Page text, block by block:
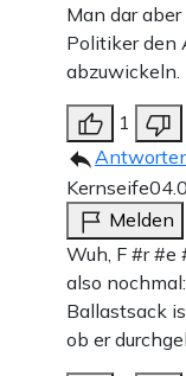
Man dar
Politiker den
abzuwickeln.
1
Kernseife
Melden
Wuh, F #r #e
also
Ballastsack
ob er